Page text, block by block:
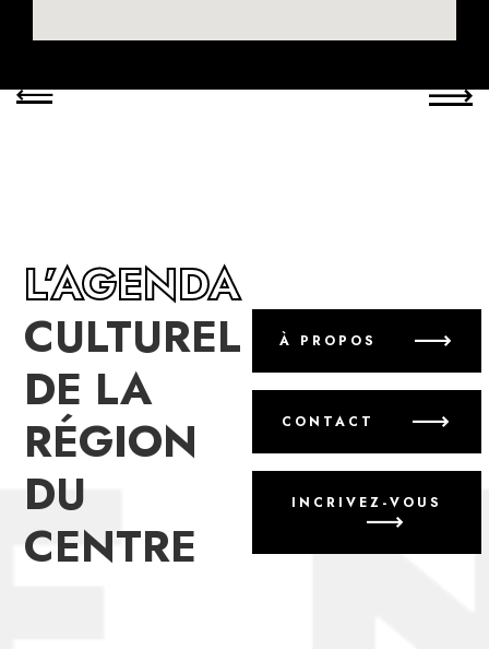
L’AGENDA
CULTUREL
DE LA
RÉGION
DU
CENTRE
À PROPOS
CONTACT
INCRIVEZ-VOUS